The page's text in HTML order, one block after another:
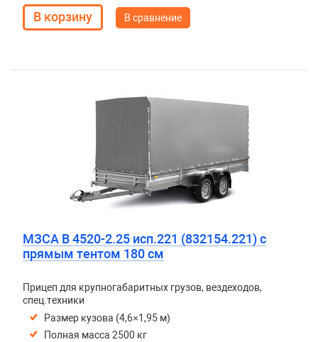
В сравнение
МЗСА B 4520-2.25 исп.221 (832154.221) с
прямым тентом 180 см
Прицеп для крупногабаритных грузов, вездеходов,
спец.техники
Размер кузова (4,6×1,95 м)
Полная масса 2500 кг